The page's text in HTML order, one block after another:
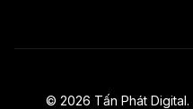
© 2026 Tấn Phát